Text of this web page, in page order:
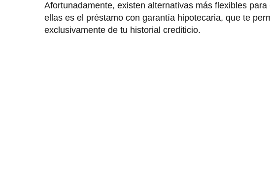
Afortunadamente, existen alternativas más flexibles
ellas es el préstamo con garantía hipotecaria, que te
exclusivamente de tu historial crediticio.